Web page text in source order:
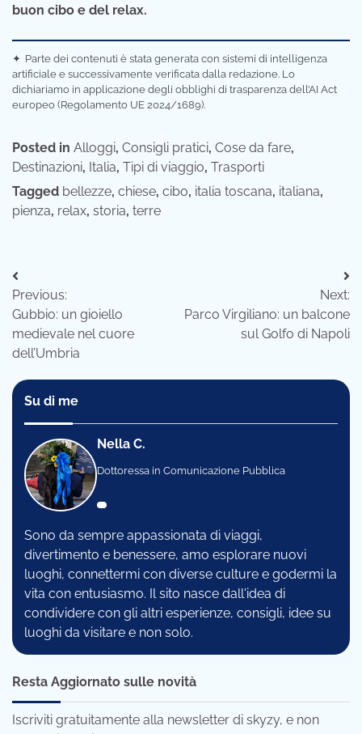
buon cibo e del relax.
✦ Parte dei contenuti è stata generata con sistemi di intelligenza
artificiale e successivamente verificata dalla redazione. Lo
dichiariamo in applicazione degli obblighi di trasparenza dell’AI Act
europeo (Regolamento UE 2024/1689).
Posted in Alloggi, Consigli pratici, Cose da fare,
Destinazioni, Italia, Tipi di viaggio, Trasporti
Tagged bellezze, chiese, cibo, italia toscana, italiana,
pienza, relax, storia, terre
Navigazione
articoli
Previous:
Gubbio: un gioiello
medievale nel cuore
dell’Umbria
Next:
Parco Virgiliano: un balcone
sul Golfo di Napoli
Su di me
Nella C.
Dottoressa in Comunicazione Pubblica
Sono da sempre appassionata di viaggi,
divertimento e benessere, amo esplorare nuovi
luoghi, connettermi con diverse culture e godermi la
vita con entusiasmo. Il sito nasce dall'idea di
condividere con gli altri esperienze, consigli, idee su
luoghi da visitare e non solo.
Resta Aggiornato sulle novità
Iscriviti gratuitamente alla newsletter di skyzy, e non